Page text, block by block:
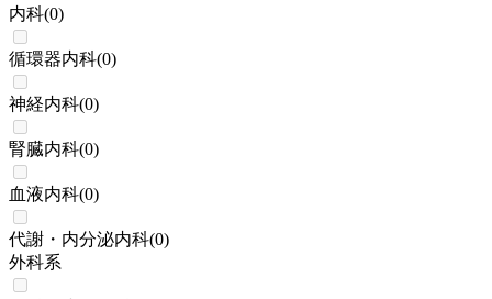
内科(0)
循環器内科(0)
神経内科(0)
腎臓内科(0)
血液内科(0)
代謝・内分泌内科(0)
外科系